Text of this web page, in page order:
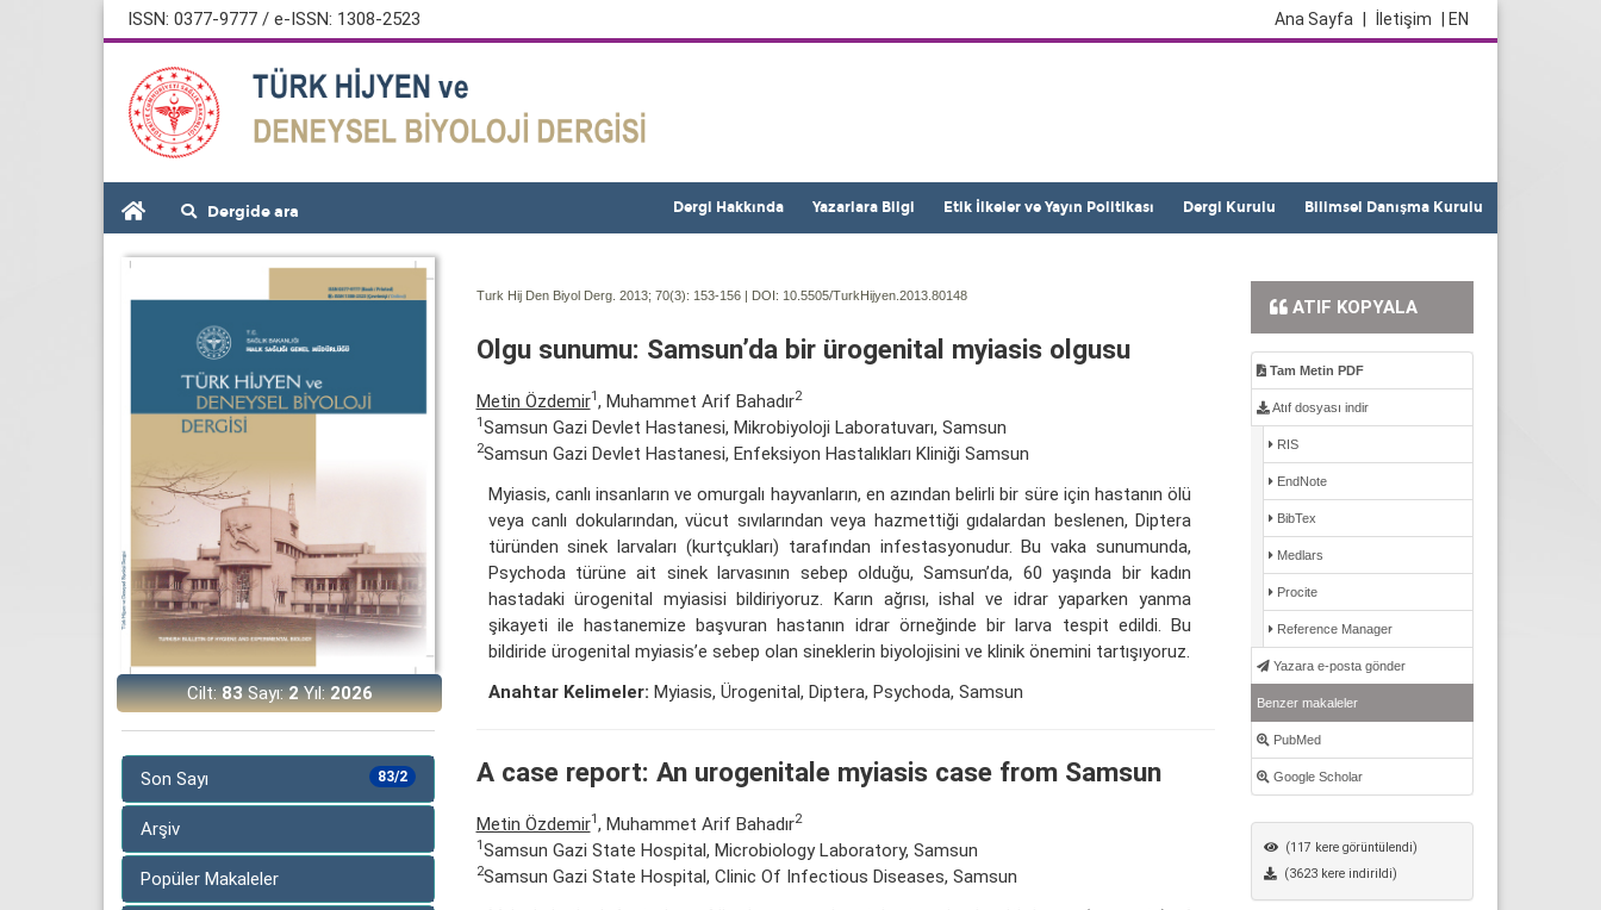
ISSN: 0377-9777 / e-ISSN: 1308-2523 | EN
İletişim
Ana Sayfa
Dergide ara Dergi Hakkında Yazarlara Bilgi Etik İlkeler ve Yayın Politikası Dergi Kurulu Bilimsel Danışma Kurulu
Cilt:83Sayı:2Yıl:2026
83/2
Son Sayı
Arşiv
Popüler Makaleler
Turk Hij Den Biyol Derg. 2013; 70(3): 153-156 | DOI: 10.5505/TurkHijyen.2013.80148
Olgu sunumu: Samsun’da bir ürogenital myiasis olgusu
Metin Özdemir1 , Muhammet Arif Bahadır2
1 Samsun Gazi Devlet Hastanesi, Mikrobiyoloji Laboratuvarı, Samsun
2Samsun Gazi Devlet Hastanesi, Enfeksiyon Hastalıkları Kliniği Samsun
Myiasis, canlı insanların ve omurgalı hayvanların, en azından belirli bir süre için hastanın ölü
veya canlı dokularından, vücut sıvılarından veya hazmettiği gıdalardan beslenen, Diptera
türünden sinek larvaları (kurtçukları) tarafından infestasyonudur. Bu vaka sunumunda,
Psychoda türüne ait sinek larvasının sebep olduğu, Samsun’da, 60 yaşında bir kadın
hastadaki ürogenital myiasisi bildiriyoruz. Karın ağrısı, ishal ve idrar yaparken yanma
şikayeti ile hastanemize başvuran hastanın idrar örneğinde bir larva tespit edildi. Bu
bildiride ürogenital myiasis’e sebep olan sineklerin biyolojisini ve klinik önemini tartışıyoruz.
Anahtar Kelimeler: Myiasis, Ürogenital, Diptera, Psychoda, Samsun
A case report: An urogenitale myiasis case from Samsun
Metin Özdemir1, Muhammet Arif Bahadır2
1Samsun Gazi State Hospital, Microbiology Laboratory, Samsun
2Samsun Gazi State Hospital, Clinic Of Infectious Diseases, Samsun
ATIF KOPYALA
Tam Metin PDF
Atıf dosyası indir
RIS
EndNote
BibTex
Medlars
Procite
Reference Manager
Yazara e-posta gönder
Benzer makaleler
PubMed
Google Scholar
(117 kere görüntülendi)
(3623 kere indirildi)